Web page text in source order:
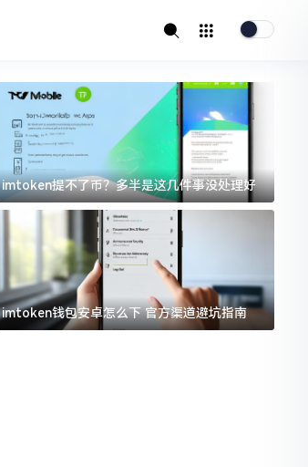
imtoken提不了币？多半是这几件事没处理好
imtoken钱包安卓怎么下 官方渠道避坑指南